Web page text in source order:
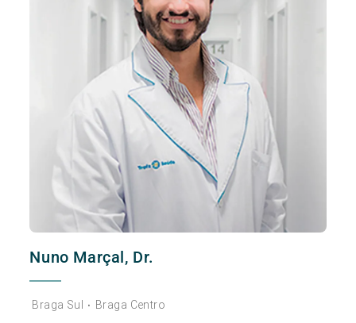
Nuno Marçal, Dr.
Braga Sul •
Braga Centro